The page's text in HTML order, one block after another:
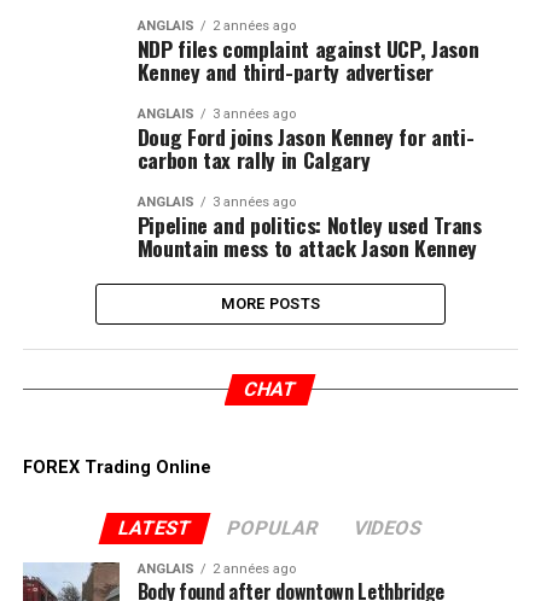
ANGLAIS 2 années ago
NDP files complaint against UCP, Jason
Kenney and third-party advertiser
ANGLAIS 3 années ago
Doug Ford joins Jason Kenney for anti-
carbon tax rally in Calgary
ANGLAIS 3 années ago
Pipeline and politics: Notley used Trans
Mountain mess to attack Jason Kenney
MORE POSTS
CHAT
FOREX Trading Online
LATEST POPULAR VIDEOS
ANGLAIS 2 années ago
Body found after downtown Lethbridge